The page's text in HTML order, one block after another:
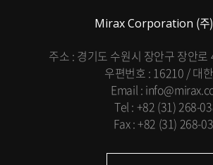
Mirax Corporation (
주소 : 경기도 수원시 장안구 장안
우편번호 : 16210 / 대
Email :
Tel : +82 (31) 268-
Fax : +82 (31) 268-